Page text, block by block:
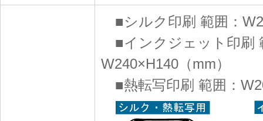
■シルク印刷 範囲：
■インクジェット印刷
W240×H140（mm）
■熱転写印刷 範囲：